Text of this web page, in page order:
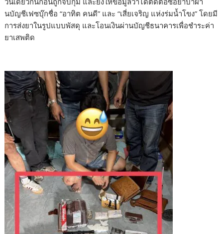
นบัญชีเฟซบุ๊กชื่อ “อาทิต คนดี” และ “เสี่ยเจริญ แห่งร่มน้ำโขง” โดยมี
การส่งยาในรูปแบบพัสดุ และโอนเงินผ่านบัญชีธนาคารเพื่อชำระค่า
ยาเสพติด